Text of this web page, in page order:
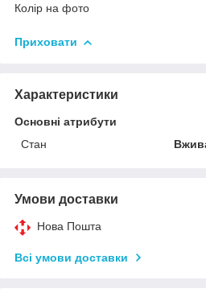
Колір на фото
Приховати
Характеристики
Основні атрибути
Стан
Умови доставки
Нова Пошта
Всі умови доставки